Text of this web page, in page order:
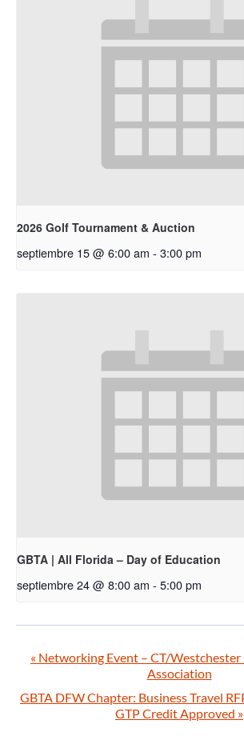
2026 Golf Tournament & Auction
septiembre 15 @ 6:00 am - 3:00 pm
GBTA | All Florida – Day of Education
septiembre 24 @ 8:00 am - 5:00 pm
« Networking Event – CT/Westchester
Association
GBTA DFW Chapter: Business Travel
GTP Credit Approved »